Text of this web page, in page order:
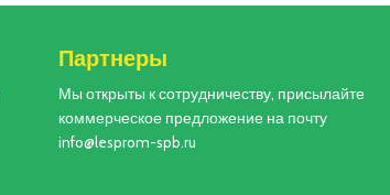
Партнеры
Мы открыты к сотрудничеству, присылайте
коммерческое предложение на почту
info@lesprom-spb.ru